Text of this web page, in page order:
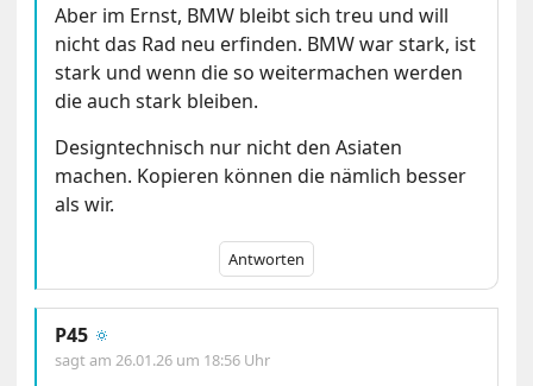
Aber im Ernst, BMW bleibt sich treu und will
nicht das Rad neu erfinden. BMW war stark, ist
stark und wenn die so weitermachen werden
die auch stark bleiben.
Designtechnisch nur nicht den Asiaten
machen. Kopieren können die nämlich besser
als wir.
Antworten
P45 🔅
sagt am 26.01.26 um 18:56 Uhr